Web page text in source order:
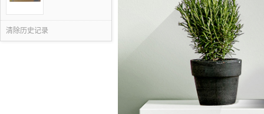
清除历史记录